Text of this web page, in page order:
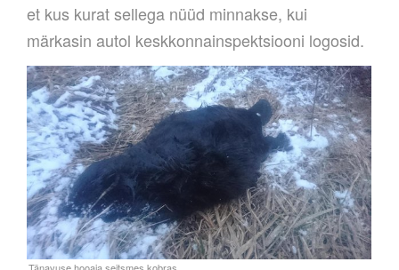
et kus kurat sellega nüüd minnakse, kui
märkasin autol keskkonnainspektsiooni logosid.